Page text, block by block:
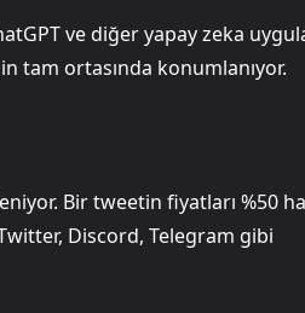
ve diğer yapay zeka
tam ortasında konumlanıyor.
Bir tweetin fiyatları %50
Discord, Telegram gibi